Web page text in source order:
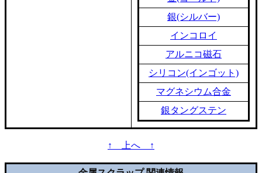
銀(シルバー)
インコロイ
アルニコ磁石
シリコン(インゴット)
マグネシウム合金
銀タングステン
↑ 上へ ↑